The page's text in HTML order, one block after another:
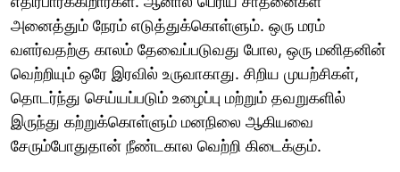
அனைத்தும் நேரம் எடுத்துக்கொள்ளும். ஒரு மரம்
வளர்வதற்கு காலம் தேவைப்படுவது போல, ஒரு மனிதனின்
வெற்றியும் ஒரே இரவில் உருவாகாது. சிறிய முயற்சிகள்,
தொடர்ந்து செய்யப்படும் உழைப்பு மற்றும் தவறுகளில்
இருந்து கற்றுக்கொள்ளும் மனநிலை ஆகியவை
சேரும்போதுதான் நீண்டகால வெற்றி கிடைக்கும்.